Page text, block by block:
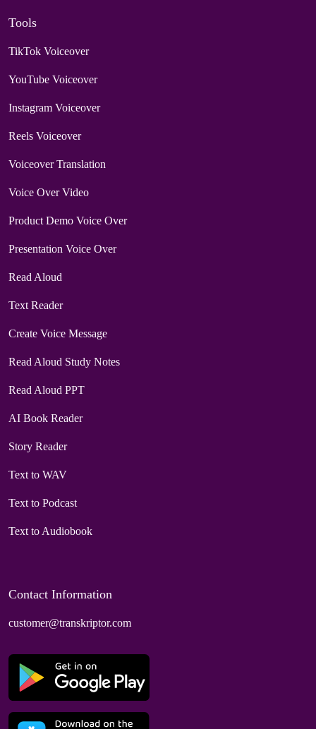
Tools
TikTok Voiceover
YouTube Voiceover
Instagram Voiceover
Reels Voiceover
Voiceover Translation
Voice Over Video
Product Demo Voice Over
Presentation Voice Over
Read Aloud
Text Reader
Create Voice Message
Read Aloud Study Notes
Read Aloud PPT
AI Book Reader
Story Reader
Text to WAV
Text to Podcast
Text to Audiobook
Contact Information
customer@transkriptor.com